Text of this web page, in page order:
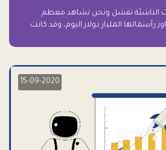
الناشئة تفشل ونحن نشاهد معظم
رأسمالها المليار دولار اليوم، وقد كانت
15-09-2020